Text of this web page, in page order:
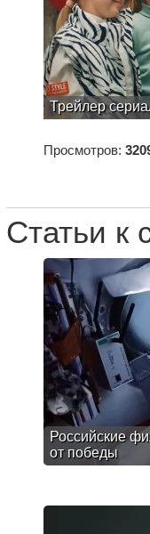
Трейлер
Просмотров:
Статьи к
Российские
от победы